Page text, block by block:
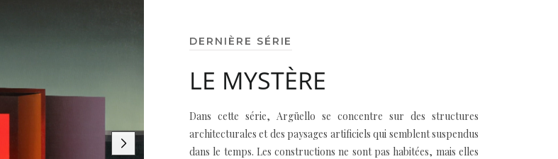
DERNIÈRE SÉRIE
LE MYSTÈRE
Dans cette série, Argüello se concentre sur des structures
architecturales et des paysages artificiels qui semblent suspendus
dans le temps. Les constructions ne sont pas habitées, mais elles